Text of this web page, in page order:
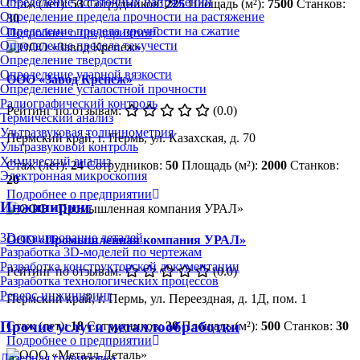
Определение предела прочности на растяжение
Определение предела прочности на сжатие
Определение предела текучести
Определение твердости
Определение ударной вязкости
Определение усталостной прочности
Радиографический контроль
Термический анализ
Ультразвуковая толщинометрия
Ультразвуковой контроль
Химический анализ
Электронная микроскопия
Инжиниринг
3D-сканирование деталей
Разработка 3D-моделей по чертежам
Разработка конструкторской документации
Разработка технологических процессов
Реверс-инжиниринг
Прочие услуги металлообработки
Стаж (лет):53 Сотрудников:225 Площадь (м²): 7500 Станков:
30
Подробнее о предприятии
ООО «Завод Крепеж»
Рейтинг по отзывам:
(0.0)
Пермский край, г. Пермь, ул. Казахская, д. 70
Стаж (лет):24 Сотрудников: 50 Площадь (м²): 2000 Станков:
20
Подробнее о предприятии
ООО «Промышленная компания УРАЛ»
Рейтинг по отзывам:
(0.0)
Пермский край, г. Пермь, ул. Переездная, д. 1Д, пом. 1
Стаж (лет):18 Сотрудников:30 Площадь (м²): 500 Станков: 30
Подробнее о предприятии